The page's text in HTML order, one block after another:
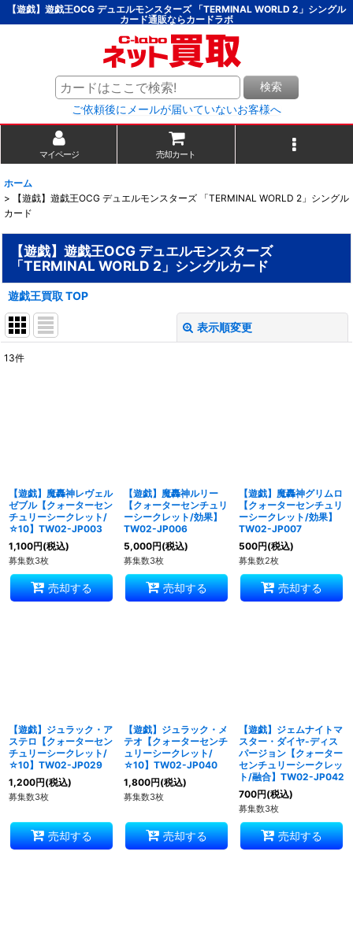
【遊戯】遊戯王OCG デュエルモンスターズ 「TERMINAL WORLD 2」シングル
カード通販ならカードラボ
検索
ご依頼後にメールが届いていないお客様へ
マイページ 売却カート
ホーム
>
【遊戯】遊戯王OCG デュエルモンスターズ 「TERMINAL WORLD 2」シングル
カード
【遊戯】遊戯王OCG デュエルモンスターズ
「TERMINAL WORLD 2」シングルカード
遊戯王買取 TOP
表示順変更
13件
【遊戯】魔轟神レヴェル
ゼブル【クォーターセン
チュリーシークレット/
☆10】TW02-JP003
1,100円(税込)
募集数3枚
売却する
【遊戯】魔轟神ルリー
【クォーターセンチュリ
ーシークレット/効果】
TW02-JP006
5,000円(税込)
募集数3枚
売却する
【遊戯】魔轟神グリムロ
【クォーターセンチュリ
ーシークレット/効果】
TW02-JP007
500円(税込)
募集数2枚
売却する
【遊戯】ジュラック・ア
ステロ【クォーターセン
チュリーシークレット/
☆10】TW02-JP029
1,200円(税込)
募集数3枚
売却する
【遊戯】ジュラック・メ
テオ【クォーターセンチ
ュリーシークレット/
☆10】TW02-JP040
1,800円(税込)
募集数3枚
売却する
【遊戯】ジェムナイトマ
スター・ダイヤ-ディス
パージョン【クォーター
センチュリーシークレッ
ト/融合】TW02-JP042
700円(税込)
募集数3枚
売却する